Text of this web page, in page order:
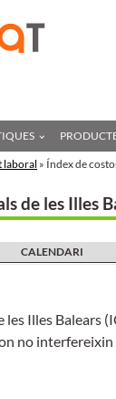
laboral » Índex de
de les Illes
CALENDARI
les Illes
no